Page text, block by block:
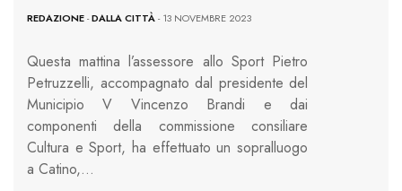
REDAZIONE-DALLA CITTÀ- 13 NOVEMBRE 2023
Questa mattina l’assessore allo Sport Pietro
Petruzzelli, accompagnato dal presidente del
Municipio V Vincenzo Brandi e dai
componenti della commissione consiliare
Cultura e Sport, ha effettuato un sopralluogo
a Catino,…